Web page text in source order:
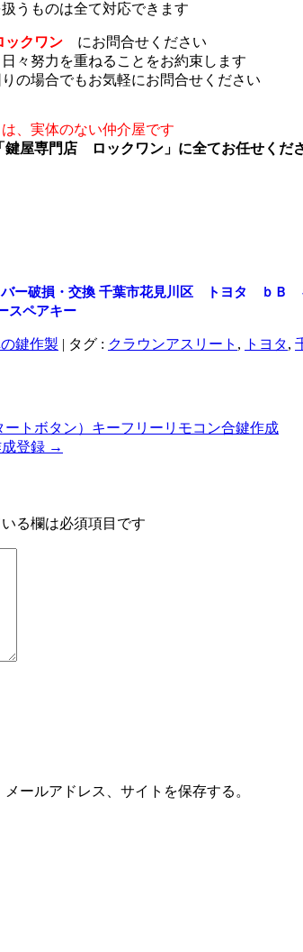
うものは全て対応できます
ックワン にお問合せください
々努力を重ねることをお約束します
の場合でもお気軽にお問合せください
、実体のない仲介屋です
屋専門店 ロックワン」に全てお任せくだ
ー破損・交換 千葉市花見川区 トヨタ ｂＢ
ペアキー
鍵作製 | タグ : クラウンアスリート , トヨタ,
トボタン）キーフリーリモコン合鍵作成
登録 →
る欄は必須項目です
ールアドレス、サイトを保存する。